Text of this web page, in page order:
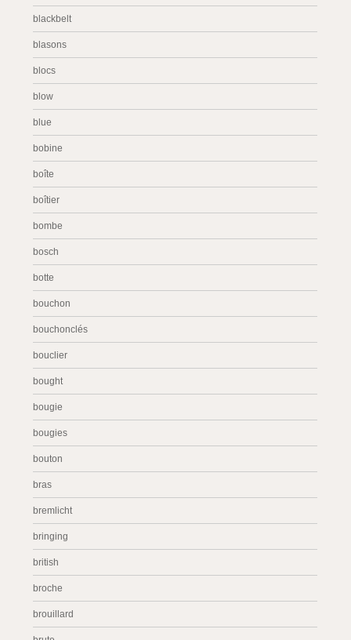
blackbelt
blasons
blocs
blow
blue
bobine
boîte
boîtier
bombe
bosch
botte
bouchon
bouchonclés
bouclier
bought
bougie
bougies
bouton
bras
bremlicht
bringing
british
broche
brouillard